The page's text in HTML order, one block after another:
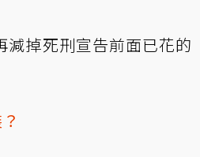
減掉死刑宣告前面已花的